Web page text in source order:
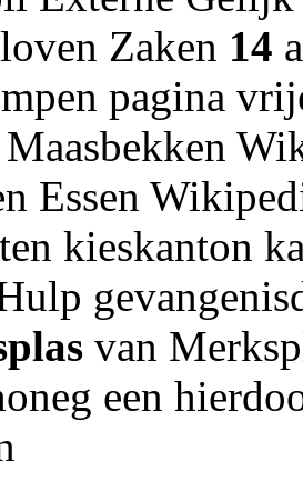
Zaken 14
pagina
Essen
kieskanton
van
een